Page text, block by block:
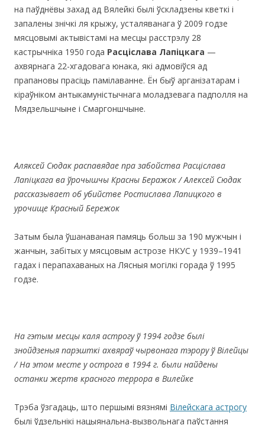
на паўднёвы захад ад Вялейкі былі ўскладзены кветкі і
запалены знічкі ля крыжу, усталяванага ў 2009 годзе
мясцовымі актывістамі на месцы расстрэлу 28
кастрычніка 1950 года Расціслава Лапіцкага —
ахвярнага 22-хгадовага юнака, які адмовіўся ад
прапановы прасіць памілаванне. Ён быў арганізатарам і
кіраўніком антыкамуністычнага моладзевага падполля на
Мядзельшчыне і Смаргоншчыне.
Аляксей Сюдак распавядае пра забойства Расціслава
Лапіцкага ва ўрочышчы Красны Беражок / Алексей Сюдак
рассказывает об убийстве Ростислава Лапицкого в
урочище Красный Бережок
Затым была ўшанаваная памяць больш за 190 мужчын і
жанчын, забітых у мясцовым астрозе НКУС у 1939–1941
гадах і перапахаваных на Лясныя могілкі горада ў 1995
годзе.
На гэтым месцы каля астрогу ў 1994 годзе былі
знойдзеныя парэшткі ахвяраў чырвонага тэрору ў Вiлейцы
/ На этом месте у острога в 1994 г. были найдены
останки жертв красного террора в Вилейке
Трэба ўзгадаць, што першымі вязнямі Вілейскага астрогу
былі ўдзельнікі нацыянальна-вызвольнага паўстання